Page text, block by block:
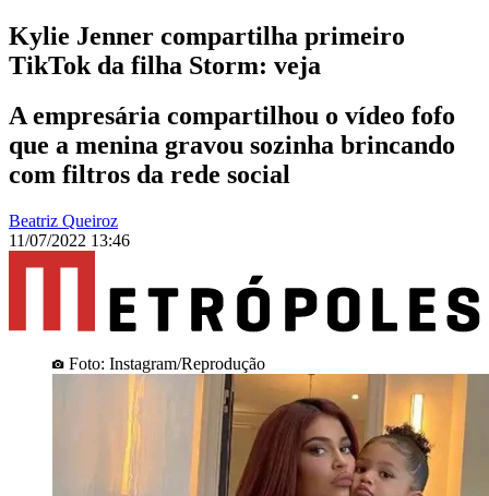
Kylie Jenner compartilha primeiro
TikTok da filha Storm: veja
A empresária compartilhou o vídeo fofo
que a menina gravou sozinha brincando
com filtros da rede social
Beatriz Queiroz
11/07/2022 13:46
Foto: Instagram/Reprodução